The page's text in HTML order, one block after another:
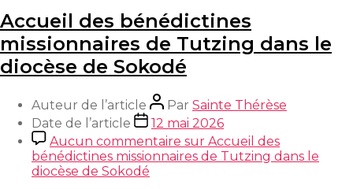
Accueil des bénédictines
missionnaires de Tutzing dans le
diocèse de Sokodé
Auteur de l’article Par Sainte Thérèse
Date de l’article
12 mai 2026
Aucun commentaire sur Accueil des
bénédictines missionnaires de Tutzing dans le
diocèse de Sokodé